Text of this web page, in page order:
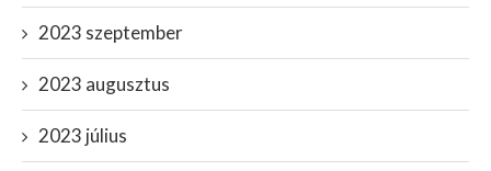
2023 szeptember
2023 augusztus
2023 július